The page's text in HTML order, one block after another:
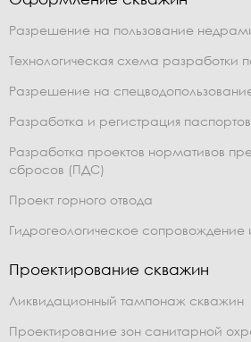
Разрешение на пользование
Технологическая схема разработки
Разрешение на
Разработка и регистрация
Разработка проектов нормативов
сбросов (ПДС)
Проект горного отвода
Гидрогеологическое сопровождение
Проектирование скважин
Ликвидационный тампонаж скважин
Проектирование зон санитарной